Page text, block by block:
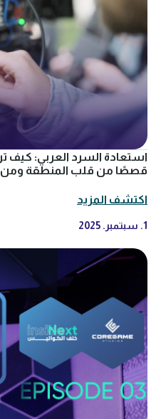
استعادة السرد العربي: كيف
قصصًا من قلب المنطقة ومن
اكتشف المزيد